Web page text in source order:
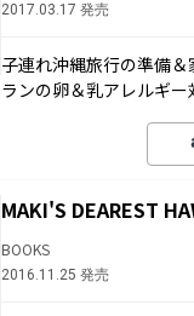
2017.03.17 発売
子連れ沖縄旅行の準備
ランの卵＆乳アレルギー
MAKI'S DEAREST
BOOKS
2016.11.25 発売